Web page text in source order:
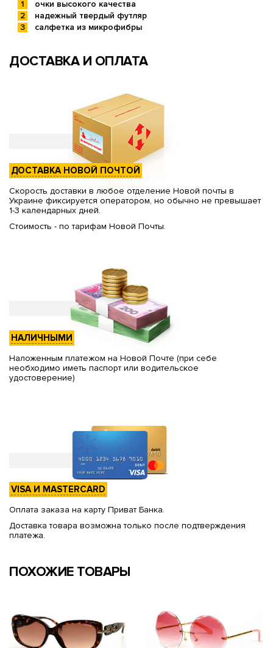
очки высокого качества
надежный твердый футляр
салфетка из микрофибры
ДОСТАВКА И ОПЛАТА
ДОСТАВКА НОВОЙ ПОЧТОЙ
Скорость доставки в любое отделение Новой почты в
Украине фиксируется оператором, но обычно не превышает
1-3 календарных дней.
Стоимость - по тарифам Новой Почты.
НАЛИЧНЫМИ
Наложенным платежом на Новой Почте (при себе
необходимо иметь паспорт или водительское
удостоверение)
VISA И MASTERCARD
Оплата заказа на карту Приват Банка.
Доставка товара возможна только после подтверждения
платежа.
ПОХОЖИЕ ТОВАРЫ